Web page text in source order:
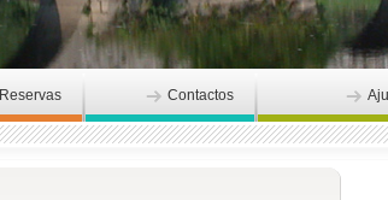
Reservas Contactos